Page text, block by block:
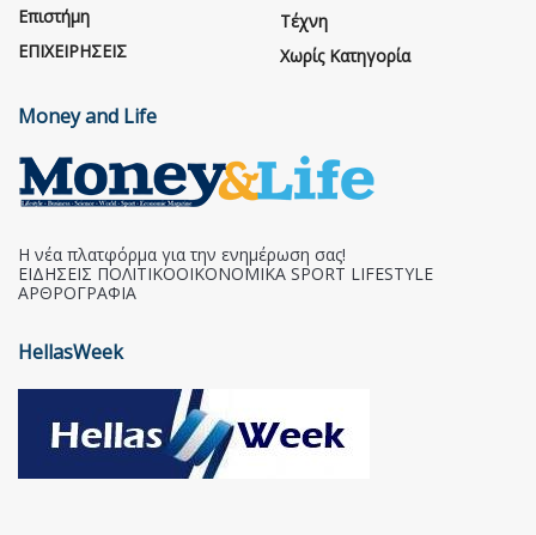
Επιστήμη
ΕΠΙΧΕΙΡΗΣΕΙΣ
Τέχνη
Χωρίς Κατηγορία
Money and Life
Η νέα πλατφόρμα για την ενημέρωση σας!
ΕΙΔΗΣΕΙΣ ΠΟΛΙΤΙΚΟΟΙΚΟΝΟΜΙΚΑ SPORT LIFESTYLE
ΑΡΘΡΟΓΡΑΦΙΑ
HellasWeek